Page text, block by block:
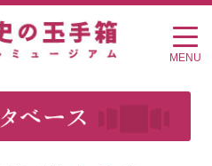
MENU